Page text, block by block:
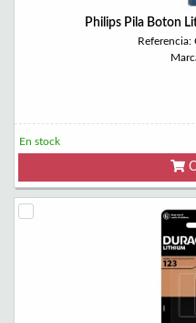
Philips Pila Boton
En stock